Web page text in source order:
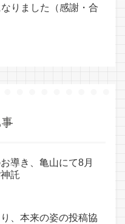
りました（感謝・合
導き、亀山にて8月
託
、本来の姿の投稿協